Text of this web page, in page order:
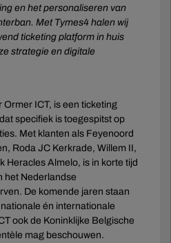
en het personaliseren van
Met Tymes4 halen wij
ticketing platform in huis
strategie en digitale
ICT, is een ticketing
specifiek is toegespitst op
Met klanten als Feyenoord
Roda JC Kerkrade, Willem II,
Heracles Almelo, is in korte tijd
het Nederlandse
De komende jaren staan
én internationale
ook de Koninklijke Belgische
mag beschouwen.